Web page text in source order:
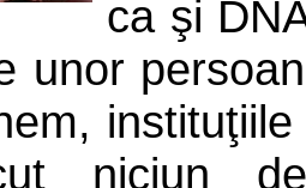
ca şi
unor
niciun